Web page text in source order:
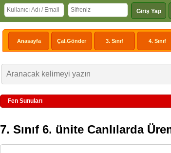
Giriş Yap
Anasayfa Çal.Gönder 3. Sınıf 4. Sınıf
Fen Sunuları
7. Sınıf 6. ünite Canlılarda